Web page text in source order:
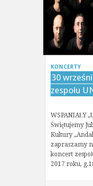
KONCERTY
30
zespołu
WSPANIAŁY
Świętujemy
Kultury
zapraszamy
koncert
2017 roku,